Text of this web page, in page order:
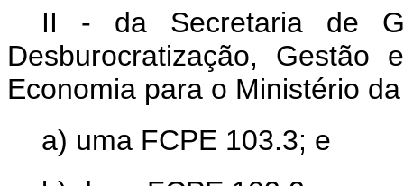
II - da Secretaria de
Desburocratização,
Economia para o Ministério
a) uma FCPE 103.3; e